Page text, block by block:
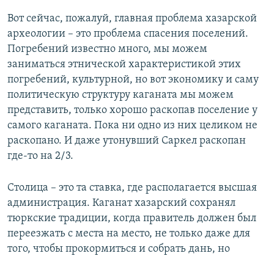
Вот сейчас, пожалуй, главная проблема хазарской
археологии – это проблема спасения поселений.
Погребений известно много, мы можем
заниматься этнической характеристикой этих
погребений, культурной, но вот экономику и саму
политическую структуру каганата мы можем
представить, только хорошо раскопав поселение у
самого каганата. Пока ни одно из них целиком не
раскопано. И даже утонувший Саркел раскопан
где-то на 2/3.
Столица – это та ставка, где располагается высшая
администрация. Каганат хазарский сохранял
тюркские традиции, когда правитель должен был
переезжать с места на место, не только даже для
того, чтобы прокормиться и собрать дань, но